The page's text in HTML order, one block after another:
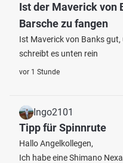
Ist der Maverick von
Barsche zu fangen
Ist Maverick von Banks
schreibt es unten rein
vor 1 Stunde
Ingo2101
Tipp für Spinnrute
Hallo Angelkollegen,
Ich habe eine Shimano